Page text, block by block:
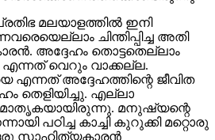
മലയാളത്തില്‍ ഇനി
ചിന്തിപ്പിച്ച അതി
അദ്ദേഹം തൊട്ടതെല്ലാം
എന്നത് വെറും വാക്കല്ല.
എന്നത് അദ്ദേഹത്തിന്റെ ജീവിത
തെളിയിച്ചു. എല്ലാ
മാതൃകയായിരുന്നു. മനുഷ്യന്റെ
പഠിച്ച കാച്ചി കുറുക്കി മറ്റൊരു
ഒരു സാഹിത്യകാരന്‍